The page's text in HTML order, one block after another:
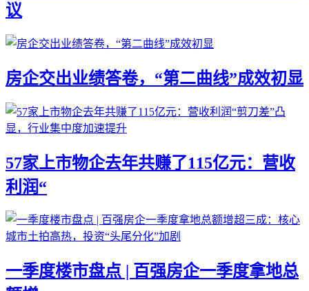
议
房企交出业绩答卷，“第二曲线”成效初显
57家上市物企去年共赚了115亿元：营收
利润“
一季度楼市盘点 | 百强房企一季度拿地总